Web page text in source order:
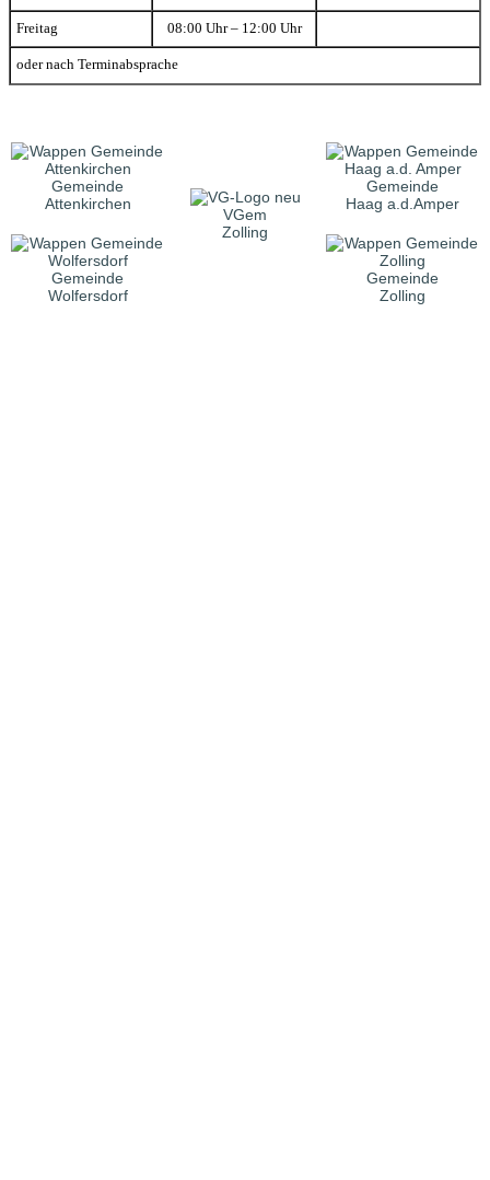
Freitag 08:00 Uhr – 12:00 Uhr
oder nach Terminabsprache
Gemeinde
Attenkirchen
VGem
Zolling
Gemeinde
Haag a.d.Amper
Gemeinde
Wolfersdorf
Gemeinde
Zolling